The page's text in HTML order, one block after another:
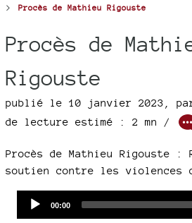
> Procès de Mathieu Rigouste
Procès de
Rigouste
publié le 10 janvier 2023
de lecture estimé : 2 mn /
Procès de Mathieu Rigouste :
soutien contre les violences
Current
00:00